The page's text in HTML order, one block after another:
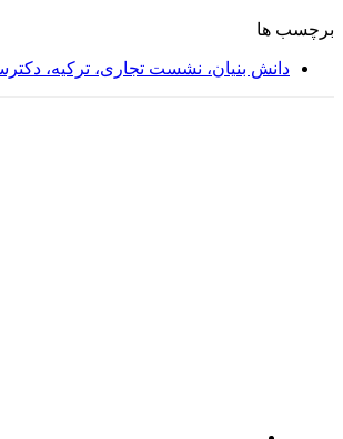
برچسب ها
دانش بنیان، نشست تجاری، ترکیه،